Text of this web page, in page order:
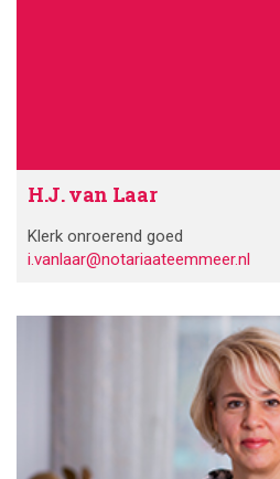
H.J. van Laar
Klerk onroerend goed
i.vanlaar@notariaateemmeer.nl